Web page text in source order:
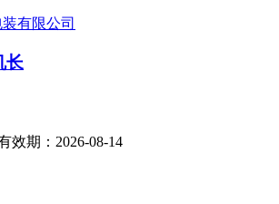
有限公司
长
效期：2026-08-14